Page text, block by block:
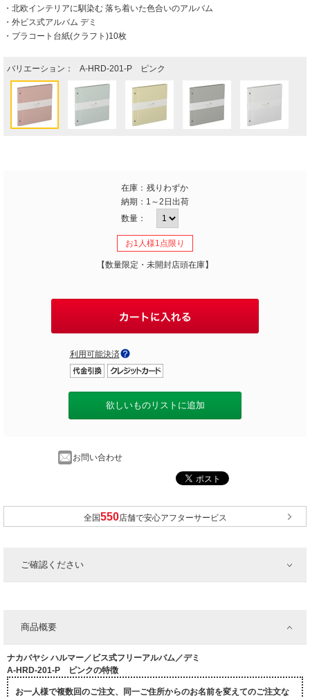
・北欧インテリアに馴染む 落ち着いた色合いのアルバム
・外ビス式アルバム デミ
・プラコート台紙(クラフト)10枚
バリエーション： A-HRD-201-P ピンク
在庫： 残りわずか
納期： 1～2日出荷
数量：
お1人様1点限り
【数量限定・未開封店頭在庫】
利用可能決済
欲しいものリストに追加
お問い合わせ
全国 店舗で安心アフターサービス
ご確認ください
商品概要
ナカバヤシ ハルマー／ビス式フリーアルバム／デミ
A-HRD-201-P ピンクの特徴
お一人様で複数回のご注文、同一ご住所からのお名前を変えてのご注文な